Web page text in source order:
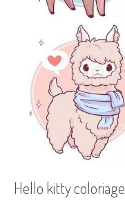
Hello kitty coloriage